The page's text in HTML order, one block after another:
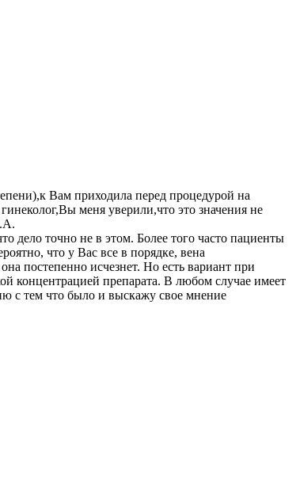
Вам приходила перед процедурой на
меня уверили,что это значения не
дело точно не в этом. Более того часто пациенты
что у Вас все в порядке, вена
постепенно исчезнет. Но есть вариант при
концентрацией препарата. В любом случае имеет
с тем что было и выскажу свое мнение